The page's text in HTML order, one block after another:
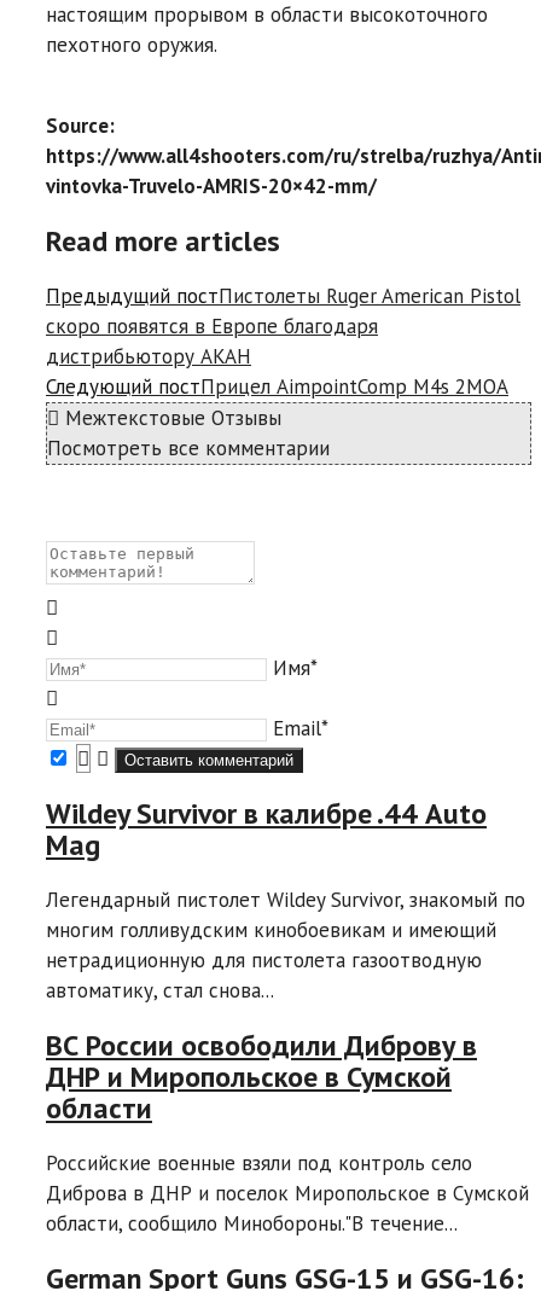
настоящим прорывом в области высокоточного
пехотного оружия.
Source:
https://www.all4shooters.com/ru/strelba/ruzhya/
vintovka-Truvelo-AMRIS-20×42-mm/
Read more articles
Предыдущий постПистолеты Ruger American Pistol
скоро появятся в Европе благодаря
дистрибьютору AKAH
Следующий постПрицел AimpointComp M4s 2MOA
Межтекстовые Отзывы
Посмотреть все комментарии
Имя*
Email*
Wildey Survivor в калибре .44 Auto
Mag
Легендарный пистолет Wildey Survivor, знакомый по
многим голливудским кинобоевикам и имеющий
нетрадиционную для пистолета газоотводную
автоматику, стал снова...
ВС России освободили Диброву в
ДНР и Миропольское в Сумской
области
Российские военные взяли под контроль село
Диброва в ДНР и поселок Миропольское в Сумской
области, сообщило Минобороны."В течение...
German Sport Guns GSG-15 и GSG-16: